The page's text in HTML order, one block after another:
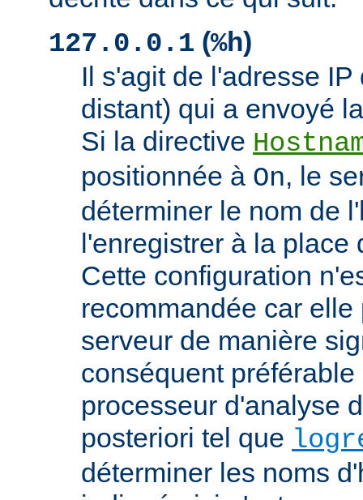
127.0.0.1 (%h)
Il s'agit de l'adresse
distant) qui a envoyé
Si la directive
positionnée à On, le
déterminer le nom de
l'enregistrer à la place
Cette configuration
recommandée car
serveur de manière
conséquent
processeur d'analyse
posteriori tel que
déterminer les noms